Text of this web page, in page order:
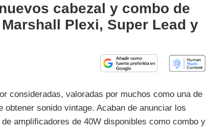
cabezal y combo de
Plexi, Super Lead y
consideradas, valoradas por muchos como una de
sonido vintage. Acaban de anunciar los
amplificadores de 40W disponibles como combo y